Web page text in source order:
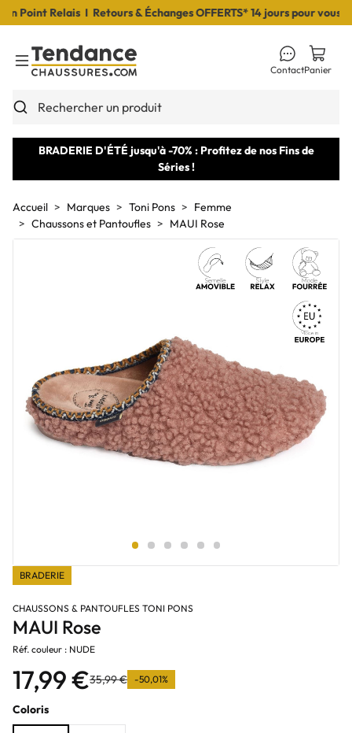
Point Relais I Retours & Échanges OFFERTS* 14 jours pour vous
Toggle Menu
Rechercher un produit
ContactPanier
BRADERIE D'ÉTÉ jusqu'à -70% : Profitez de nos Fins de
Séries !
Accueil Marques Toni Pons
Femme
Chaussons et Pantoufles
MAUI Rose
BRADERIE
CHAUSSONS & PANTOUFLES TONI PONS
MAUI Rose
Réf. couleur : NUDE
17,99 €35,99 € -50,01%
Coloris